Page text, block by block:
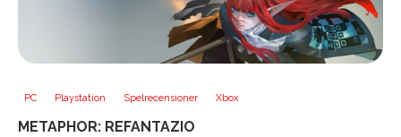
PC Playstation Spelrecensioner Xbox
METAPHOR: REFANTAZIO